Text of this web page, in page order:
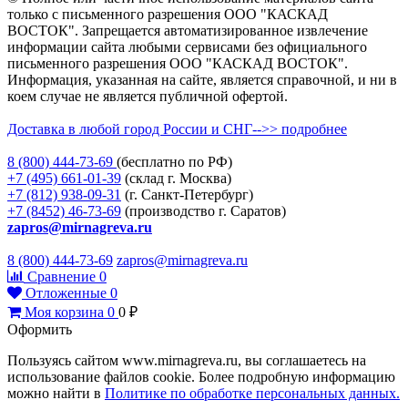
только с письменного разрешения ООО "КАСКАД
ВОСТОК". Запрещается автоматизированное извлечение
информации сайта любыми сервисами без официального
письменного разрешения ООО "КАСКАД ВОСТОК".
Информация, указанная на сайте, является справочной, и ни в
коем случае не является публичной офертой.
Доставка в любой город России и СНГ-->> подробнее
8 (800) 444-73-69 (бесплатно по РФ)
+7 (495) 661-01-39 (склад г. Москва)
+7 (812) 938-09-31 (г. Санкт-Петербург)
+7 (8452) 46-73-69 (производство г. Саратов)
zapros@mirnagreva.ru
8 (800) 444-73-69 zapros@mirnagreva.ru
Сравнение 0
Отложенные 0
Моя корзина 0 0 ₽
Оформить
Пользуясь сайтом www.mirnagreva.ru, вы соглашаетесь на
использование файлов cookie. Более подробную информацию
можно найти в Политике по обработке персональных данных.